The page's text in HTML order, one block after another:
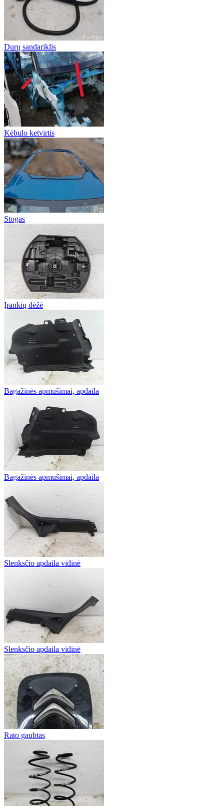
Durų sandariklis
Kėbulo ketvirtis
Stogas
Įrankių dėžė
Bagažinės apmušimai, apdaila
Bagažinės apmušimai, apdaila
Slenksčio apdaila vidinė
Slenksčio apdaila vidinė
Rato gaubtas